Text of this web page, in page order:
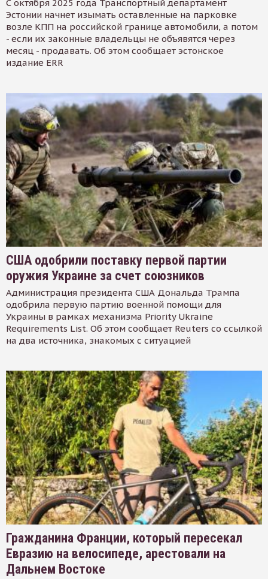
С октября 2025 года Транспортный департамент
Эстонии начнет изымать оставленные на парковке
возле КПП на российской границе автомобили, а потом
- если их законные владельцы не объявятся через
месяц - продавать. Об этом сообщает эстонское
издание ERR
США одобрили поставку первой партии
оружия Украине за счет союзников
Администрация президента США Дональда Трампа
одобрила первую партию военной помощи для
Украины в рамках механизма Priority Ukraine
Requirements List. Об этом сообщает Reuters со ссылкой
на два источника, знакомых с ситуацией
Гражданина Франции, который пересекал
Евразию на велосипеде, арестовали на
Дальнем Востоке